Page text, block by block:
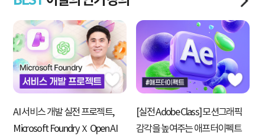
AI 서비스 개발 실전 프로젝트,
Microsoft Foundry Ｘ Open AI
[실전 Adobe Class] 모션그래픽
감각을 높여주는 애프터이펙트